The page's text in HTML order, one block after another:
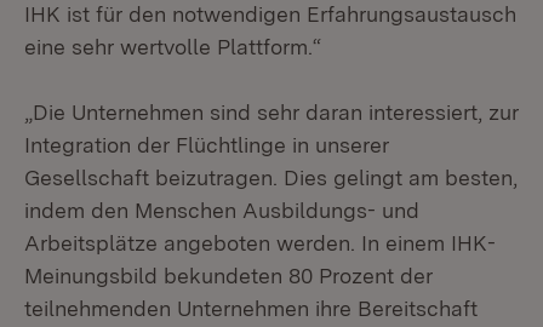
IHK ist für den notwendigen Erfahrungsaustausch
eine sehr wertvolle Plattform.“
„Die Unternehmen sind sehr daran interessiert, zur
Integration der Flüchtlinge in unserer
Gesellschaft beizutragen. Dies gelingt am besten,
indem den Menschen Ausbildungs- und
Arbeitsplätze angeboten werden. In einem IHK-
Meinungsbild bekundeten 80 Prozent der
teilnehmenden Unternehmen ihre Bereitschaft